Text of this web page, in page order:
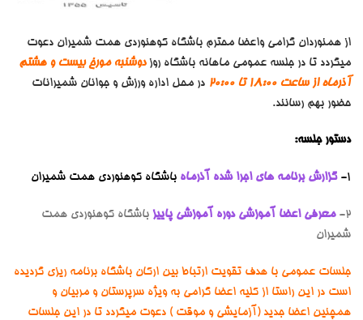
از همنوردان گرامی واعضا محترم باشگاه کوهنوردی همت شمیران دعوت
میگردد تا در جلسه عمومی ماهانه باشگاه روزدوشنبه مورخ بیست و هشتم
آذرماه از ساعت 18:00 تا 20:00
در محل اداره ورزش و جوانان شمیرانات
حضور بهم رسانند.
دستور جلسه:
1- گزارش برنامه های اجرا شده آذرماه باشگاه کوهنوردی همت شمیران
2- معرفی اعضا آموزشی دوره آموزشی پاییز باشگاه کوهنوردی همت
شمیران
جلسات عمومی با هدف تقویت ارتباط بین ارکان باشگاه برنامه ریزی گردیده
است در این راستا از کلیه اعضا گرامی به ویژه سرپرستان و مربیان و
همچنین اعضا جدید (آزمایشی و موقت ) دعوت میگردد تا در این جلسات